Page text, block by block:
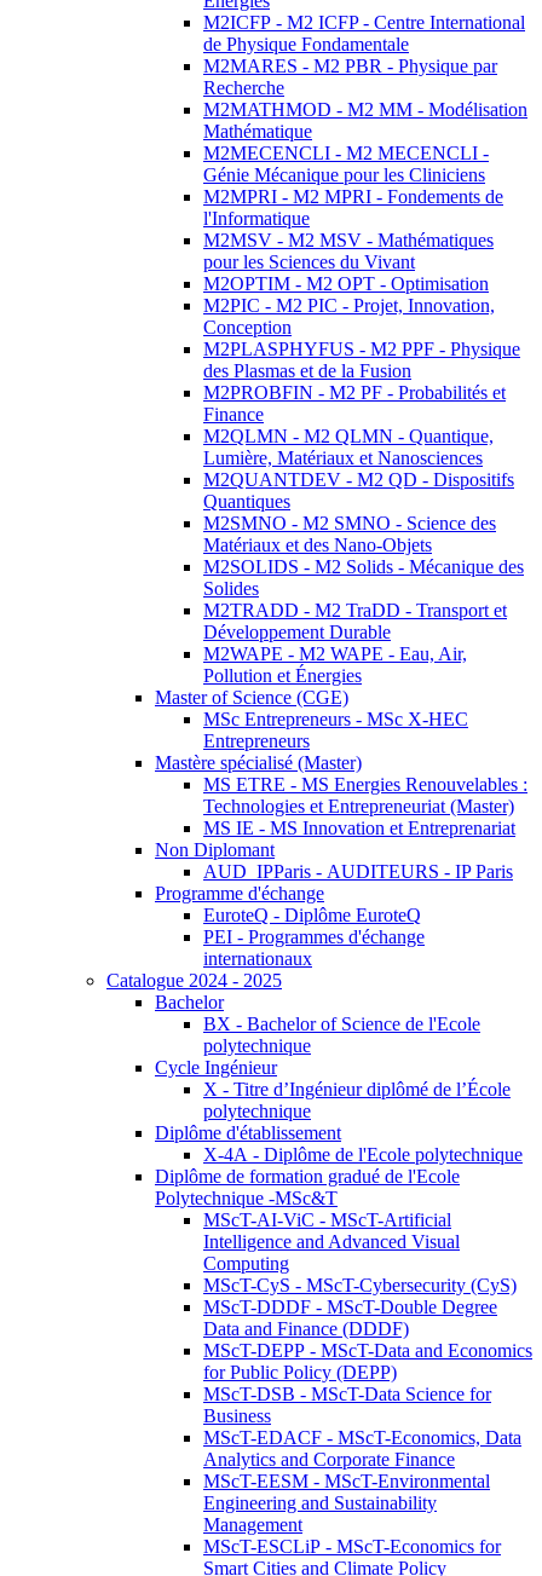
M2ICFP - M2 ICFP - Centre International
de Physique Fondamentale
M2MARES - M2 PBR - Physique par
Recherche
M2MATHMOD - M2 MM - Modélisation
Mathématique
M2MECENCLI - M2 MECENCLI -
Génie Mécanique pour les Cliniciens
M2MPRI - M2 MPRI - Fondements de
l'Informatique
M2MSV - M2 MSV - Mathématiques
pour les Sciences du Vivant
M2OPTIM - M2 OPT - Optimisation
M2PIC - M2 PIC - Projet, Innovation,
Conception
M2PLASPHYFUS - M2 PPF - Physique
des Plasmas et de la Fusion
M2PROBFIN - M2 PF - Probabilités et
Finance
M2QLMN - M2 QLMN - Quantique,
Lumière, Matériaux et Nanosciences
M2QUANTDEV - M2 QD - Dispositifs
Quantiques
M2SMNO - M2 SMNO - Science des
Matériaux et des Nano-Objets
M2SOLIDS - M2 Solids - Mécanique des
Solides
M2TRADD - M2 TraDD - Transport et
Développement Durable
M2WAPE - M2 WAPE - Eau, Air,
Pollution et Énergies
Master of Science (CGE)
MSc Entrepreneurs - MSc X-HEC
Entrepreneurs
Mastère spécialisé (Master)
MS ETRE - MS Energies Renouvelables :
Technologies et Entrepreneuriat (Master)
MS IE - MS Innovation et Entreprenariat
Non Diplomant
AUD_IPParis - AUDITEURS - IP Paris
Programme d'échange
EuroteQ - Diplôme EuroteQ
PEI - Programmes d'échange
internationaux
Catalogue 2024 - 2025
Bachelor
BX - Bachelor of Science de l'Ecole
polytechnique
Cycle Ingénieur
X - Titre d’Ingénieur diplômé de l’École
polytechnique
Diplôme d'établissement
X-4A - Diplôme de l'Ecole polytechnique
Diplôme de formation gradué de l'Ecole
Polytechnique -MSc&T
MScT-AI-ViC - MScT-Artificial
Intelligence and Advanced Visual
Computing
MScT-CyS - MScT-Cybersecurity (CyS)
MScT-DDDF - MScT-Double Degree
Data and Finance (DDDF)
MScT-DEPP - MScT-Data and Economics
for Public Policy (DEPP)
MScT-DSB - MScT-Data Science for
Business
MScT-EDACF - MScT-Economics, Data
Analytics and Corporate Finance
MScT-EESM - MScT-Environmental
Engineering and Sustainability
Management
MScT-ESCLiP - MScT-Economics for
Smart Cities and Climate Policy